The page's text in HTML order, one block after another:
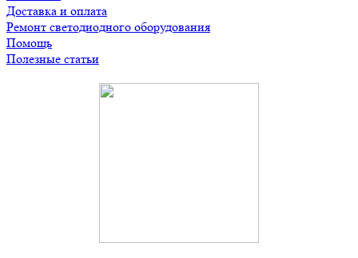
Доставка и оплата
Ремонт светодиодного оборудования
Помощь
Полезные статьи